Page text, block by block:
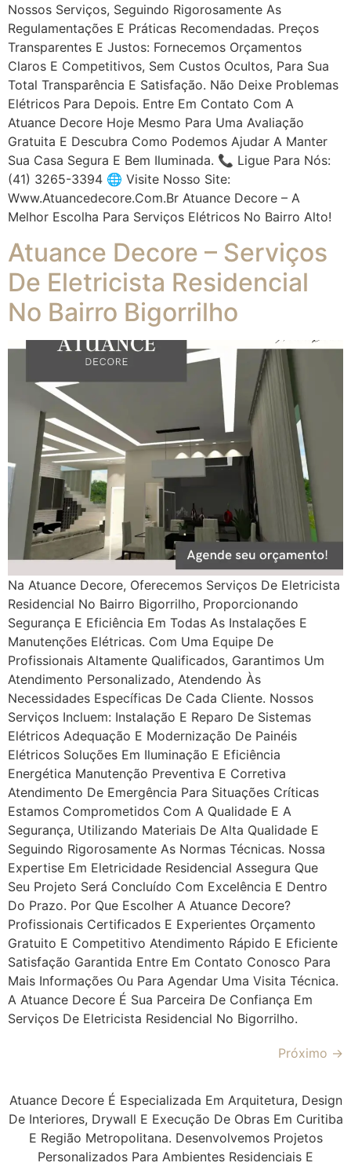
Nossos Serviços, Seguindo Rigorosamente As
Regulamentações E Práticas Recomendadas. Preços
Transparentes E Justos: Fornecemos Orçamentos
Claros E Competitivos, Sem Custos Ocultos, Para Sua
Total Transparência E Satisfação. Não Deixe Problemas
Elétricos Para Depois. Entre Em Contato Com A
Atuance Decore Hoje Mesmo Para Uma Avaliação
Gratuita E Descubra Como Podemos Ajudar A Manter
Sua Casa Segura E Bem Iluminada. 📞 Ligue Para Nós:
(41) 3265-3394 🌐 Visite Nosso Site:
Www.atuancedecore.com.br Atuance Decore – A
Melhor Escolha Para Serviços Elétricos No Bairro Alto!
Atuance Decore – Serviços
De Eletricista Residencial
No Bairro Bigorrilho
Na Atuance Decore, Oferecemos Serviços De Eletricista
Residencial No Bairro Bigorrilho, Proporcionando
Segurança E Eficiência Em Todas As Instalações E
Manutenções Elétricas. Com Uma Equipe De
Profissionais Altamente Qualificados, Garantimos Um
Atendimento Personalizado, Atendendo Às
Necessidades Específicas De Cada Cliente. Nossos
Serviços Incluem: Instalação E Reparo De Sistemas
Elétricos Adequação E Modernização De Painéis
Elétricos Soluções Em Iluminação E Eficiência
Energética Manutenção Preventiva E Corretiva
Atendimento De Emergência Para Situações Críticas
Estamos Comprometidos Com A Qualidade E A
Segurança, Utilizando Materiais De Alta Qualidade E
Seguindo Rigorosamente As Normas Técnicas. Nossa
Expertise Em Eletricidade Residencial Assegura Que
Seu Projeto Será Concluído Com Excelência E Dentro
Do Prazo. Por Que Escolher A Atuance Decore?
Profissionais Certificados E Experientes Orçamento
Gratuito E Competitivo Atendimento Rápido E Eficiente
Satisfação Garantida Entre Em Contato Conosco Para
Mais Informações Ou Para Agendar Uma Visita Técnica.
A Atuance Decore É Sua Parceira De Confiança Em
Serviços De Eletricista Residencial No Bigorrilho.
Próximo →
Atuance Decore É Especializada Em Arquitetura, Design
De Interiores, Drywall E Execução De Obras Em Curitiba
E Região Metropolitana. Desenvolvemos Projetos
Personalizados Para Ambientes Residenciais E